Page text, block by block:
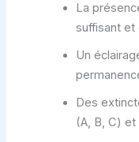
La
suffisant et
Un
Des
(A, B, C)